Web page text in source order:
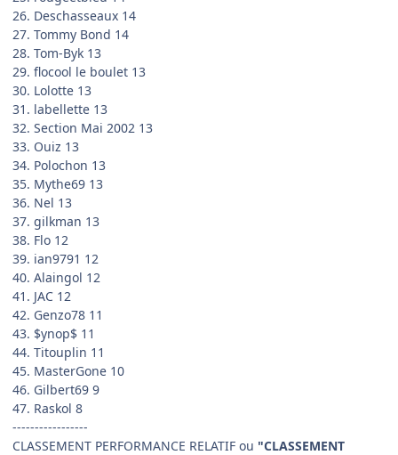
26. Deschasseaux 14
27. Tommy Bond 14
28. Tom-Byk 13
29. flocool le boulet 13
30. Lolotte 13
31. labellette 13
32. Section Mai 2002 13
33. Ouiz 13
34. Polochon 13
35. Mythe69 13
36. Nel 13
37. gilkman 13
38. Flo 12
39. ian9791 12
40. Alaingol 12
41. JAC 12
42. Genzo78 11
43. $ynop$ 11
44. Titouplin 11
45. MasterGone 10
46. Gilbert69 9
47. Raskol 8
-----------------
CLASSEMENT PERFORMANCE RELATIF ou "CLASSEMENT